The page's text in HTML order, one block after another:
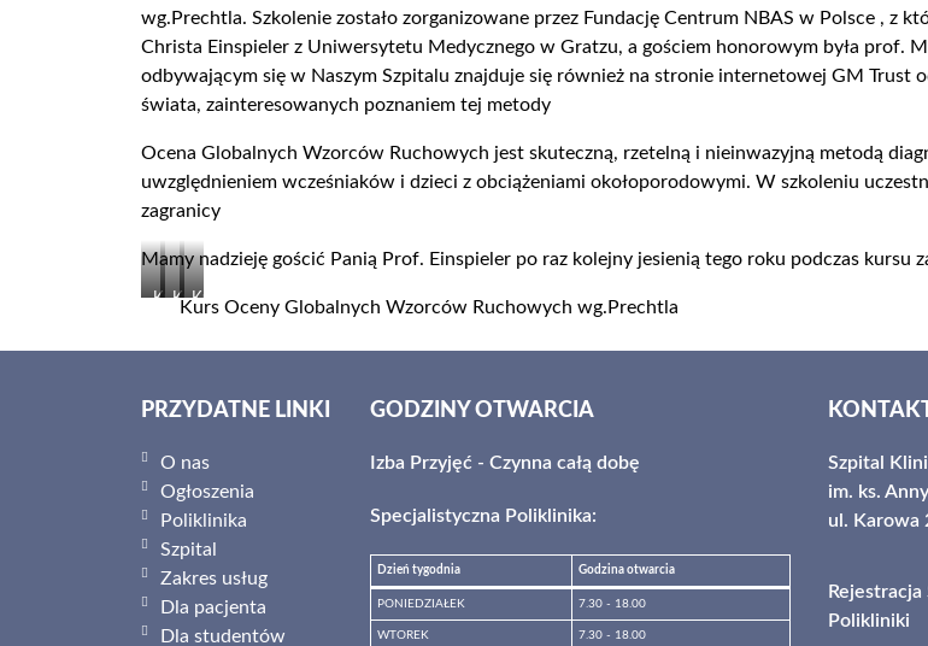
wg.Prechtla. Szkolenie zostało zorganizowane przez Fundację Centrum NBAS w Polsce , z
Christa Einspieler z Uniwersytetu Medycznego w Gratzu, a gościem honorowym była prof.
odbywającym się w Naszym Szpitalu znajduje się również na stronie internetowej GM Trust
świata, zainteresowanych poznaniem tej metody
Ocena Globalnych Wzorców Ruchowych jest skuteczną, rzetelną i nieinwazyjną metodą
uwzględnieniem wcześniaków i dzieci z obciążeniami okołoporodowymi. W szkoleniu
zagranicy
Mamy nadzieję gościć Panią Prof. Einspieler po raz kolejny jesienią tego roku podczas kursu
Kurs
wg.Prechtla
Kurs
wg.Prechtla
Kurs
wg.Prechtla
Kurs Oceny Globalnych Wzorców Ruchowych wg.Prechtla
PRZYDATNE LINKI
O nas
Ogłoszenia
Poliklinika
Szpital
Zakres usług
Dla pacjenta
Dla studentów
GODZINY OTWARCIA
Izba Przyjęć - Czynna całą dobę
Specjalistyczna Poliklinika:
Dzień tygodnia Godzina otwarcia
PONIEDZIAŁEK 7.30 - 18.00
WTOREK 7.30 - 18.00
KONTAKT
Szpital
im. ks.
ul. Karowa
Polikliniki